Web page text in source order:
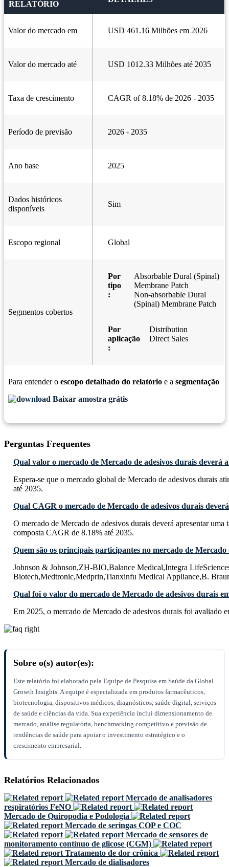
RELATÓRIO
Valor do mercado em USD 461.16 Milhões em 2026
Valor do mercado até USD 1012.33 Milhões até 2035
Taxa de crescimento CAGR of 8.18% de 2026 - 2035
Período de previsão 2026 - 2035
Ano base 2025
Dados históricos
disponíveis
Sim
Escopo regional Global
Segmentos cobertos
Por
tipo
:
Absorbable Dural (Spinal)
Membrane Patch
Non-absorbable Dural
(Spinal) Membrane Patch
Por
aplicação
:
Distribution
Direct Sales
Para entender o escopo detalhado do relatório e a segmentação
Baixar amostra grátis
Perguntas Frequentes
Qual valor o mercado de Mercado de adesivos durais deverá
Espera-se que o mercado global de Mercado de adesivos durais
até 2035.
Qual CAGR o mercado de Mercado de adesivos durais
O mercado de Mercado de adesivos durais deverá apresentar uma
composta CAGR de 8.18% até 2035.
Quem são os principais participantes no mercado de Mercado
Johnson & Johnson,ZH-BIO,Balance Medical,Integra
Biotech,Medtronic,Medprin,Tianxinfu Medical Appliance,B.
Qual foi o valor do mercado de Mercado de adesivos durais
Em 2025, o mercado de Mercado de adesivos durais foi avaliado
Sobre o(s) autor(es):
Este relatório foi elaborado pela Equipe de Pesquisa em Saúde da Global
Growth Insights. A equipe é especializada em produtos farmacêuticos,
biotecnologia, dispositivos médicos, diagnósticos, saúde digital, serviços
de saúde e ciências da vida. Sua experiência inclui dimensionamento de
mercado, análise regulatória, benchmarking competitivo e previsão de
tendências de saúde para apoiar o investimento estratégico e o
crescimento empresarial.
Relatórios Relacionados
Mercado de analisadores
respiratórios FeNO
Mercado de Quiropodia e Podologia
Mercado de seringas COP e COC
Mercado de sensores de
monitoramento contínuo de glicose (CGM)
Tratamento de dor crônica
Mercado de dialisadores